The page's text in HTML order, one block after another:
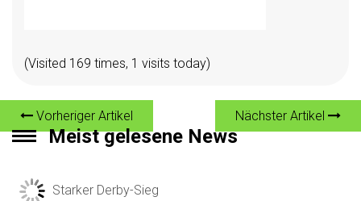
(Visited 169 times, 1 visits today)
Vorheriger Artikel Nächster Artikel
Meist gelesene News
Starker Derby-Sieg